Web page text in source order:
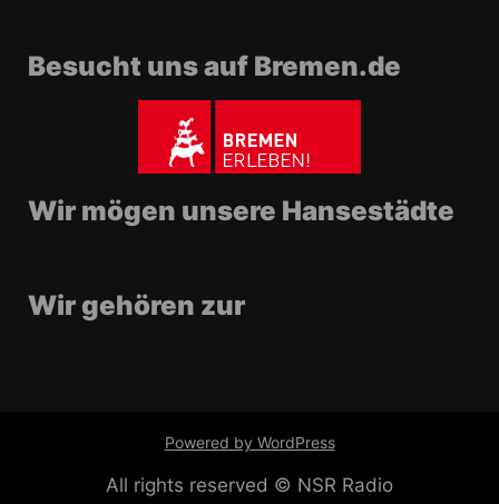
Besucht uns auf Bremen.de
Wir mögen unsere Hansestädte
Wir gehören zur
Powered by WordPress
All rights reserved © NSR Radio